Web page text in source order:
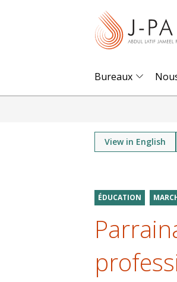
Bureaux
View in English
ÉDUCATION